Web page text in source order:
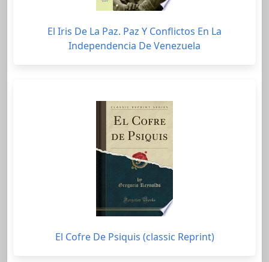
El Iris De La Paz. Paz Y Conflictos En La
Independencia De Venezuela
El Cofre De Psiquis (classic Reprint)